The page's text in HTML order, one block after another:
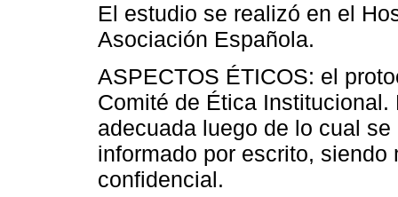
El estudio se realizó en el
Asociación Española.
ASPECTOS ÉTICOS: el
Comité de Ética
adecuada luego de lo cual
informado por escrito,
confidencial.